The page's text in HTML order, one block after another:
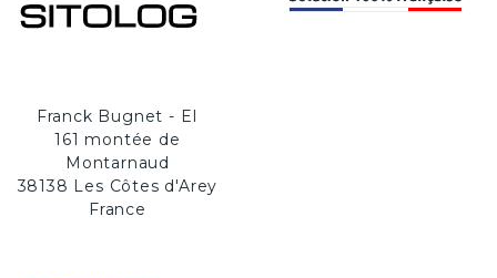
Franck Bugnet - EI
161 montée de
Montarnaud
38138 Les Côtes d'Arey
France